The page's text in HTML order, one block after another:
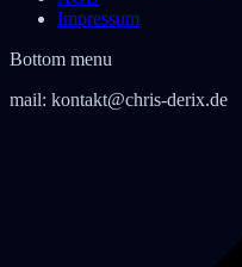
Impressum
Bottom menu
mail: kontakt@chris-derix.de